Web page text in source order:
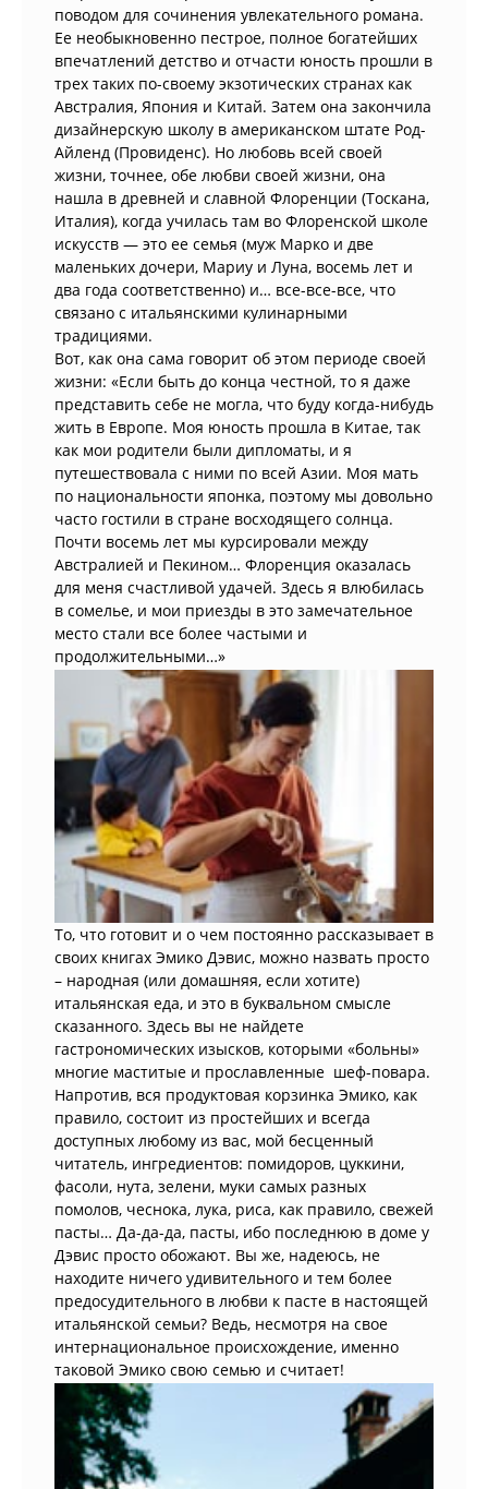
поводом для сочинения увлекательного романа.
Ее необыкновенно пестрое, полное богатейших
впечатлений детство и отчасти юность прошли в
трех таких по-своему экзотических странах как
Австралия, Япония и Китай. Затем она закончила
дизайнерскую школу в американском штате Род-
Айленд (Провиденс). Но любовь всей своей
жизни, точнее, обе любви своей жизни, она
нашла в древней и славной Флоренции (Тоскана,
Италия), когда училась там во Флоренской школе
искусств — это ее семья (муж Марко и две
маленьких дочери, Мариу и Луна, восемь лет и
два года соответственно) и… все-все-все, что
связано с итальянскими кулинарными
традициями.
Вот, как она сама говорит об этом периоде своей
жизни: «Если быть до конца честной, то я даже
представить себе не могла, что буду когда-нибудь
жить в Европе. Моя юность прошла в Китае, так
как мои родители были дипломаты, и я
путешествовала с ними по всей Азии. Моя мать
по национальности японка, поэтому мы довольно
часто гостили в стране восходящего солнца.
Почти восемь лет мы курсировали между
Австралией и Пекином… Флоренция оказалась
для меня счастливой удачей. Здесь я влюбилась
в сомелье, и мои приезды в это замечательное
место стали все более частыми и
продолжительными…»
То, что готовит и о чем постоянно рассказывает в
своих книгах Эмико Дэвис, можно назвать просто
– народная (или домашняя, если хотите)
итальянская еда, и это в буквальном смысле
сказанного. Здесь вы не найдете
гастрономических изысков, которыми «больны»
многие маститые и прославленные шеф-повара.
Напротив, вся продуктовая корзинка Эмико, как
правило, состоит из простейших и всегда
доступных любому из вас, мой бесценный
читатель, ингредиентов: помидоров, цуккини,
фасоли, нута, зелени, муки самых разных
помолов, чеснока, лука, риса, как правило, свежей
пасты… Да-да-да, пасты, ибо последнюю в доме у
Дэвис просто обожают. Вы же, надеюсь, не
находите ничего удивительного и тем более
предосудительного в любви к пасте в настоящей
итальянской семьи? Ведь, несмотря на свое
интернациональное происхождение, именно
таковой Эмико свою семью и считает!